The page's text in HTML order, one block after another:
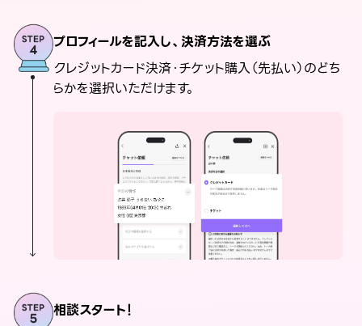
プロフィールを記入し、決済方法を選ぶ
クレジットカード決済・チケット購入（先払い）のどち
らかを選択いただけます。
相談スタート！